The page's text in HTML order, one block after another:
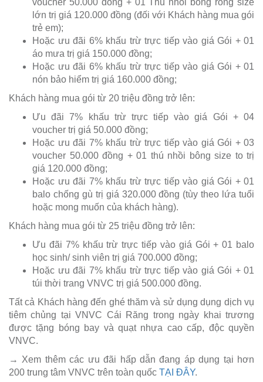
voucher 50.000 đồng + 01 Thú nhồi bông rồng size
lớn trị giá 120.000 đồng (đối với Khách hàng mua gói
trẻ em);
Hoặc ưu đãi 6% khấu trừ trực tiếp vào giá Gói + 01
áo mưa trị giá 150.000 đồng;
Hoặc ưu đãi 6% khấu trừ trực tiếp vào giá Gói + 01
nón bảo hiểm trị giá 160.000 đồng;
Khách hàng mua gói từ 20 triệu đồng trở lên:
Ưu đãi 7% khấu trừ trực tiếp vào giá Gói + 04
voucher trị giá 50.000 đồng;
Hoặc ưu đãi 7% khấu trừ trực tiếp vào giá Gói + 03
voucher 50.000 đồng + 01 thú nhồi bông size to trị
giá 120.000 đồng;
Hoặc ưu đãi 7% khấu trừ trực tiếp vào giá Gói + 01
balo chống gù trị giá 320.000 đồng (tùy theo lứa tuổi
hoặc mong muốn của khách hàng).
Khách hàng mua gói từ 25 triệu đồng trở lên:
Ưu đãi 7% khấu trừ trực tiếp vào giá Gói + 01 balo
học sinh/ sinh viên trị giá 700.000 đồng;
Hoặc ưu đãi 7% khấu trừ trực tiếp vào giá Gói + 01
túi thời trang VNVC trị giá 500.000 đồng.
Tất cả Khách hàng đến ghé thăm và sử dụng dụng dịch vụ
tiêm chủng tại VNVC Cái Răng trong ngày khai trương
được tặng bóng bay và quạt nhựa cao cấp, độc quyền
VNVC.
→ Xem thêm các ưu đãi hấp dẫn đang áp dụng tại hơn
200 trung tâm VNVC trên toàn quốc TẠI ĐÂY.